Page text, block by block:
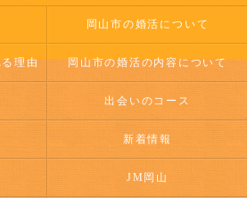
岡山市の婚活について
理由 岡山市の婚活の内容について
出会いのコース
新着情報
JM岡山